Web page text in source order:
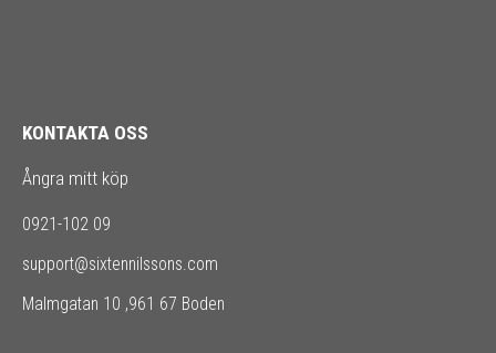
KONTAKTA OSS
Ångra mitt köp
0921-102 09
support@sixtennilssons.com
Malmgatan 10 ,961 67 Boden